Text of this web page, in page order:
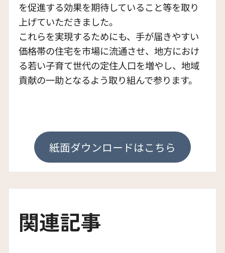
を促進する効果を期待していること等を取り
上げていただきました。
これらを実現するためにも、手が届きやすい
価格帯の住宅を市場に流通させ、地方におけ
る若い子育て世代の定住人口を増やし、地域
貢献の一助となるよう取り組んで参ります。
紙面ダウンロードはこちら
関連記事